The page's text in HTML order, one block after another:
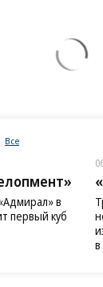
Все
в
первый куб